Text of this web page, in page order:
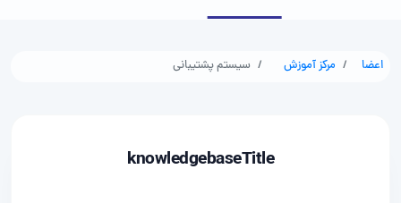
اعضا مرکز آموزش سیستم پشتیبانی
knowledgebaseTitle